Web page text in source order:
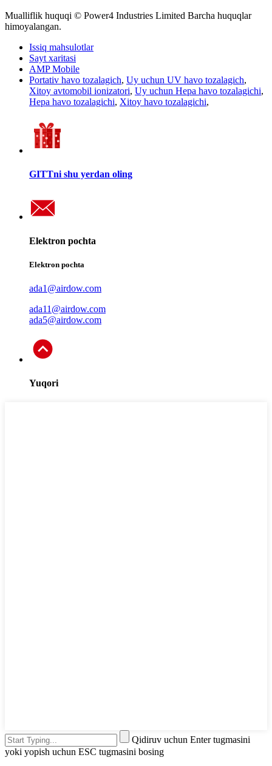
Mualliflik huquqi © Power4 Industries Limited Barcha huquqlar
himoyalangan.
Issiq mahsulotlar
Sayt xaritasi
AMP Mobile
Portativ havo tozalagich, Uy uchun UV havo tozalagich,
Xitoy avtomobil ionizatori, Uy uchun Hepa havo tozalagichi,
Hepa havo tozalagichi, Xitoy havo tozalagichi,
GITTni shu yerdan oling
Elektron pochta
Elektron pochta
ada1@airdow.com
ada11@airdow.com
ada5@airdow.com
Yuqori
Qidiruv uchun Enter tugmasini
yoki yopish uchun ESC tugmasini bosing